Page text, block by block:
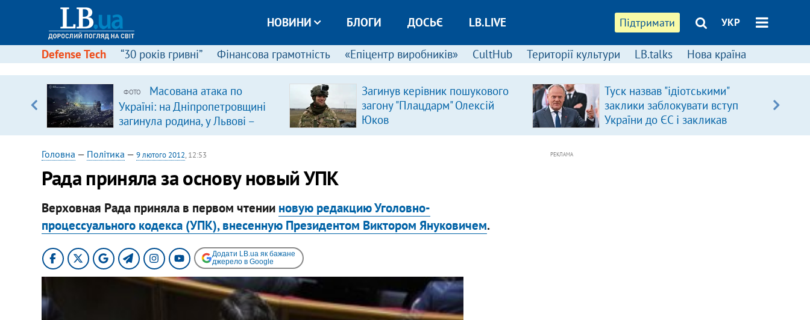
Підтримати УКР
НОВИНИ БЛОГИ ДОСЬЄ LB.LIVE
Defense Tech “30 років гривні” Фінансова грамотність «Епіцентр виробників» CultHub Території культури LB.talks Нова країна
ФОТО
Масована атака по
Україні: на Дніпропетровщині
загинула родина, у Львові –
удар по багатоповерхівках
(доповнюється)
Загинув керівник пошукового
загону "Плацдарм" Олексій
Юков
Туск назвав "ідіотськими"
заклики заблокувати вступ
України до ЄС і закликав
припинити антиукраїнську
Головна — Політика — 9 лютого 2012, 12:53
Рада приняла за основу новый УПК
Верховная Рада приняла в первом чтении новую редакцию Уголовно-
процессуального кодекса (УПК), внесенную Президентом Виктором Януковичем.
Додати LB.ua як бажане
джерело в Google
РЕКЛАМА